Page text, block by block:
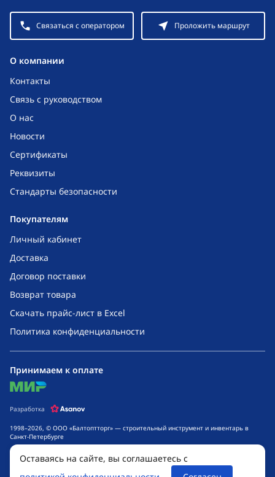
O компании
Контакты
Связь с руководством
О нас
Новости
Сертификаты
Реквизиты
Стандарты безопасности
Покупателям
Личный кабинет
Доставка
Договор поставки
Возврат товара
Скачать прайс-лист в Excel
Политика конфиденциальности
Связаться с оператором Проложить маршрут
1998–2026, © ООО «Балтоптторг» — строительный инструмент и инвентарь в
Санкт-Петербурге
Обращаем ваше внимание на то, что данный интернет-сайт носит исключительно
информационный характер и ни при каких условиях не является публичной
офертой, определяемой положениями ч. 2 ст. 437 Гражданского кодекса
Российской Федерации. Для получения подробной информации о стоимости
Принимаем к оплате
mir
Разработка
Оставаясь на сайте, вы соглашаетесь с